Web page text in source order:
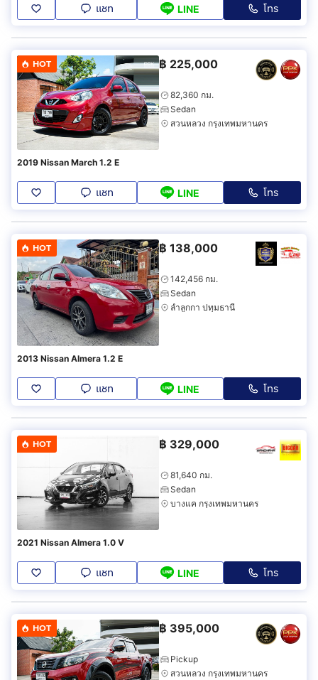
แชท LINE โทร
HOT ฿ 225,000
82,360 กม.
Sedan
สวนหลวง กรุงเทพมหานคร
2019 Nissan March 1.2 E
แชท LINE โทร
HOT ฿ 138,000
142,456 กม.
Sedan
ลำลูกกา ปทุมธานี
2013 Nissan Almera 1.2 E
แชท LINE โทร
HOT ฿ 329,000
81,640 กม.
Sedan
บางแค กรุงเทพมหานคร
2021 Nissan Almera 1.0 V
แชท LINE โทร
HOT ฿ 395,000
Pickup
สวนหลวง กรุงเทพมหานคร